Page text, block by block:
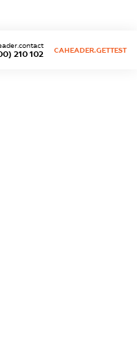
210 102 CAHEADER.GETTEST